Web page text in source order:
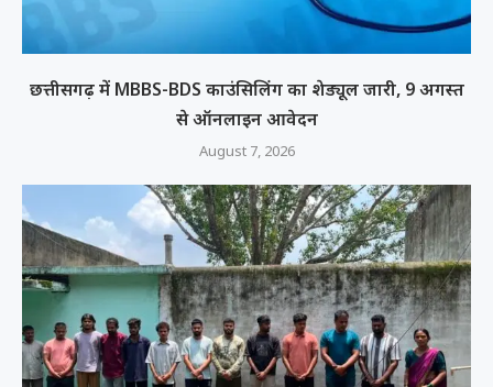
छत्तीसगढ़ में MBBS-BDS काउंसिलिंग का शेड्यूल जारी, 9 अगस्त
से ऑनलाइन आवेदन
August 7, 2026